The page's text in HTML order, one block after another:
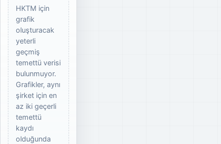
HKTM için
grafik
oluşturacak
yeterli
geçmiş
temettü verisi
bulunmuyor.
Grafikler, aynı
şirket için en
az iki geçerli
temettü
kaydı
olduğunda